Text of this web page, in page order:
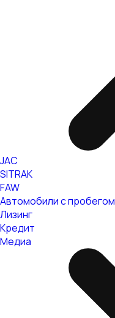
JAC
SITRAK
FAW
Автомобили с пробегом
Лизинг
Кредит
Медиа